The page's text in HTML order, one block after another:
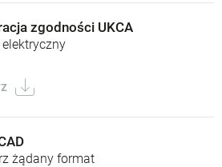
zgodności UKCA
elektryczny
żądany format